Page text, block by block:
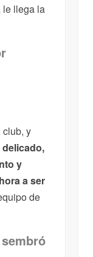
le llega la
club, y
y
a ser
de